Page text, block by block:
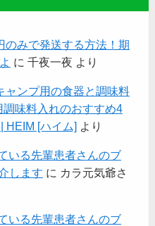
のみで発送する方法！期
に 千夜一夜 より
ャンプ用の食器と調味料
調味料入れのおすすめ4
HEIM [ハイム]より
いる先輩患者さんのブ
します に カラ元気爺さ
いる先輩患者さんのブ